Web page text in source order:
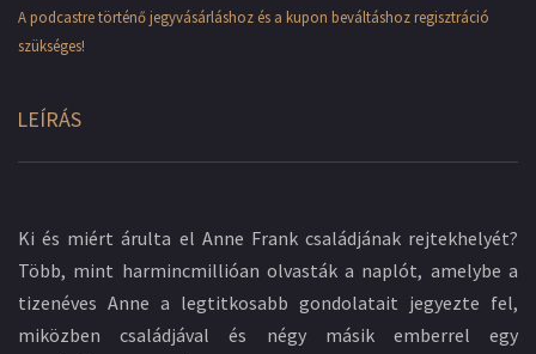
A podcastre történő jegyvásárláshoz és a kupon beváltáshoz regisztráció
szükséges!
LEÍRÁS
Ki és miért árulta el Anne Frank családjának rejtekhelyét?
Több, mint harmincmillióan olvasták a naplót, amelybe a
tizenéves Anne a legtitkosabb gondolatait jegyezte fel,
miközben családjával és négy másik emberrel egy